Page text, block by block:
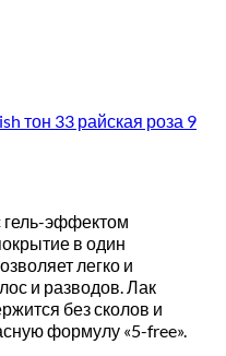
тон 33 райская роза 9
гель-эффектом
в один
легко и
и разводов. Лак
без сколов и
формулу «5-free».